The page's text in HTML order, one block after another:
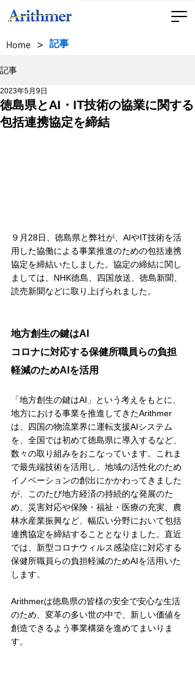
Home > 記事
記事
徳島県とAI・IT技術の協業に関する
包括連携協定を締結
2023年5月9日
９月28日、徳島県と弊社が、AIやIT技術を活
用した協働による事業推進のための包括連携
協定を締結いたしました。協定の締結に関し
ましては、NHK徳島、四国放送、徳島新聞、
読売新聞などに取り上げられました。
地方創生の鍵はAI
コロナに対応する保健所職員らの負担
軽減のためAIを活用
「地方創生の鍵はAI」という考えをもとに、
地方における事業を推進してきたArithmer
は、四国の物流業界に運転支援AIシステム
を、全国では初めて徳島県に導入するなど、
数々の取り組みをおこなっています。これま
で最先端技術を活用し、地域の活性化のため
イノベーションの創出にかかわってきました
が、このたび地方経済の持続的な発展のた
め、災害対応や保険・福祉・医療の充実、農
林水産業振興など、幅広い分野において包括
連携協定を締結することとなりました。直近
では、新型コロナウィルス感染症に対応する
保健所職員らの負担軽減のためAIを活用いた
します。
Arithmerは徳島県の皆様の安全で安心な生活
のため、変革の多い世の中で、新しい価値を
創造できるよう事業構築を進めてまいりま
す。